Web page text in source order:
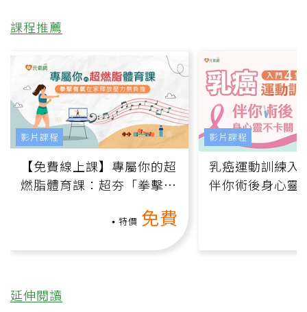
課程推薦
【免費線上課】專屬你的超
燃脂體育課：超夯「拳擊有
特價 免費
影片課程
乳癌運動訓練入
伴你術後身心靈
影片課程
延伸閱讀